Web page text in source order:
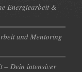
Energiearbeit &
und Mentoring
– Dein intensiver